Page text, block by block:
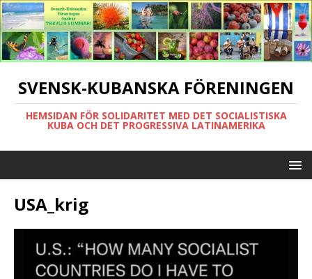
SVENSK-KUBANSKA FÖRENINGEN
HEMSIDAN FÖR SOLIDARITET MED DET SOCIALISTISKA
KUBA OCH DET PROGRESSIVA LATINAMERIKA
USA_krig